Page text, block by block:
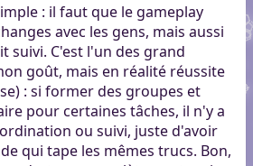
: il faut que le gameplay
avec les gens, mais aussi
suivi. C'est l'un des grand
goût, mais en réalité réussite
: si former des groupes et
pour certaines tâches, il n'y a
ou suivi, juste d'avoir
qui tape les mêmes trucs. Bon,